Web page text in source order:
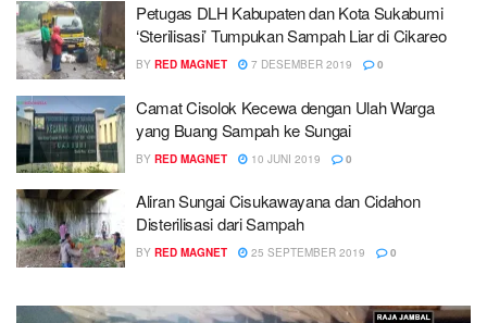
Petugas DLH Kabupaten dan Kota Sukabumi
‘Sterilisasi’ Tumpukan Sampah Liar di Cikareo
BY RED MAGNET 7 DESEMBER 2019 0
Camat Cisolok Kecewa dengan Ulah Warga
yang Buang Sampah ke Sungai
BY RED MAGNET 10 JUNI 2019 0
Aliran Sungai Cisukawayana dan Cidahon
Disterilisasi dari Sampah
BY RED MAGNET 25 SEPTEMBER 2019 0